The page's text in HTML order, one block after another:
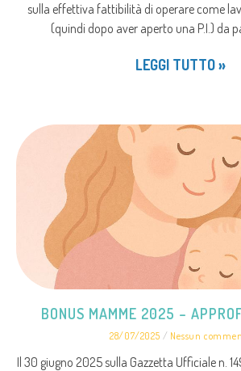
sulla effettiva fattibilità di operare come
(quindi dopo aver aperto una P.I.) da
LEGGI TUTTO »
BONUS MAMME 2025 –
28/07/2025 Nessun
Il 30 giugno 2025 sulla Gazzetta Ufficiale n.